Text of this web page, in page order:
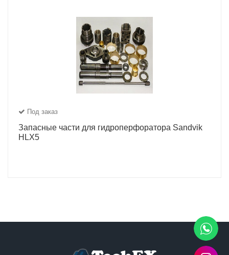
Под заказ
Запасные части для гидроперфоратора Sandvik
HLX5